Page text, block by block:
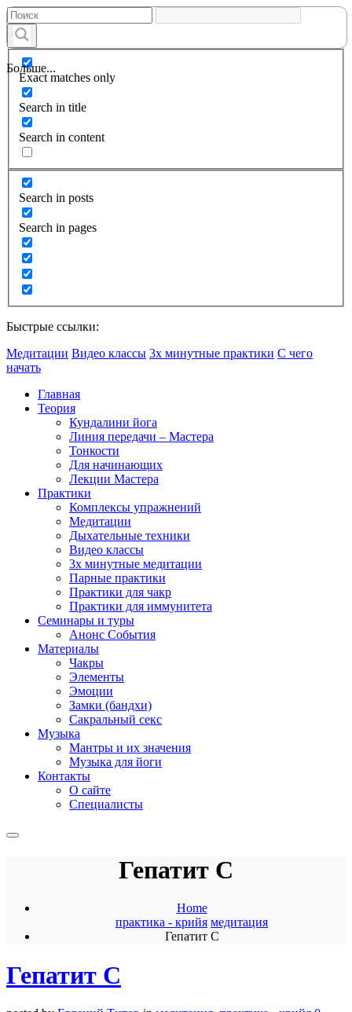
Больше...
Exact matches only
Search in title
Search in content
Search in posts
Search in pages
Быстрые ссылки:
Медитации Видео классы 3х минутные практики С чего
начать
Главная
Теория
Кундалини йога
Линия передачи – Мастера
Тонкости
Для начинающих
Лекции Мастера
Практики
Комплексы упражнений
Медитации
Дыхательные техники
Видео классы
3х минутные медитации
Парные практики
Практики для чакр
Практики для иммунитета
Семинары и туры
Анонс События
Материалы
Чакры
Элементы
Эмоции
Замки (бандхи)
Сакральный секс
Музыка
Мантры и их значения
Музыка для йоги
Контакты
О сайте
Специалисты
Гепатит С
Home
практика - крийя медитация
Гепатит С
Гепатит С